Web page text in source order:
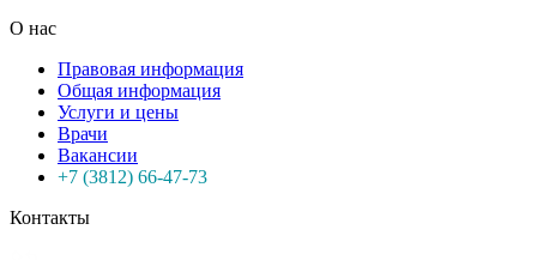
О нас
Правовая информация
Общая информация
Услуги и цены
Врачи
Вакансии
+7 (3812) 66-47-73
Контакты